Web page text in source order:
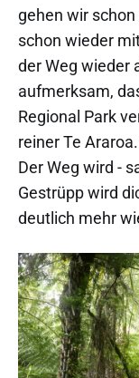
gehen wir
schon wieder
der Weg wieder
aufmerksam,
Regional Park
reiner Te
Der Weg wird -
Gestrüpp wird
deutlich mehr